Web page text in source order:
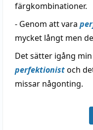
färgkombinationer.
- Genom att vara
mycket långt men
Det sätter igång
perfektionistoch
missar någonting.